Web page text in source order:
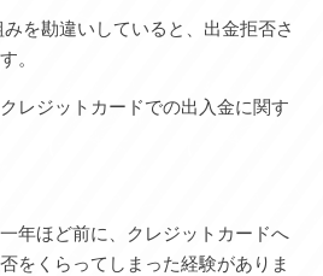
を勘違いしていると、出金拒否さ
。
レジットカードでの出入金に関す
年ほど前に、クレジットカードへ
をくらってしまった経験がありま